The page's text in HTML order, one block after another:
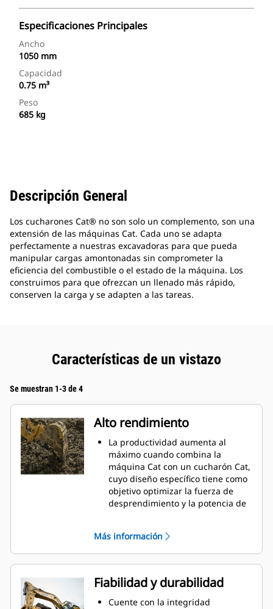
Especificaciones Principales
Ancho
1050 mm
Capacidad
0.75 m³
Peso
685 kg
Descripción General
Los cucharones Cat® no son solo un complemento, son una
extensión de las máquinas Cat. Cada uno se adapta
perfectamente a nuestras excavadoras para que pueda
manipular cargas amontonadas sin comprometer la
eficiencia del combustible o el estado de la máquina. Los
construimos para que ofrezcan un llenado más rápido,
conserven la carga y se adapten a las tareas.
Características de un vistazo
Se muestran 1-3 de 4
Alto rendimiento
La productividad aumenta al
máximo cuando combina la
máquina Cat con un cucharón Cat,
cuyo diseño específico tiene como
objetivo optimizar la fuerza de
desprendimiento y la potencia de
radio mejora el flujo de material
hacia el cucharón. El espacio libre
adicional del talón asegura que la
parte inferior del cucharón no se
arrastre, lo que reduce los costos
de mantenimiento.
Más información
Fiabilidad y durabilidad
Cuente con la integridad